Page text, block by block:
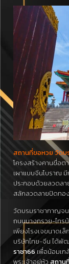
สถานที่ขอหวย วัดบ
โครงสร้างคานขื่อ
เผาแบบจีนโบราณ
ประกอบด้วยลวดลา
สลักลวดลายปิดทอ
วัดบรมราชากาญจ
ถนนบางกรวย-ไทร
เพียงโรงเจขนาดเ
บริษัทไทย-จีน ได้พั
ราชา66 เพื่อน้อมเก
พระเจ้าอยู่หัว สถาน